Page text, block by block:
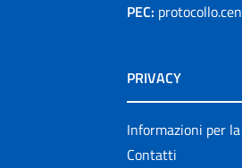
PEC:
PRIVACY
Informazioni per
Contatti